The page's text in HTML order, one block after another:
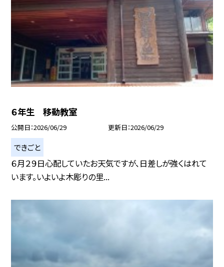
６年生 移動教室
公開日 2026/06/29 更新日 2026/06/29
できごと
６月２９日心配していたお天気ですが、日差しが強くはれて
います。いよいよ木彫りの里...